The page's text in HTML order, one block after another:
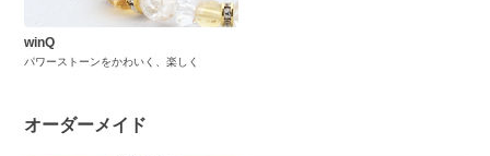
winQ
パワーストーンをかわいく、楽しく
オーダーメイド